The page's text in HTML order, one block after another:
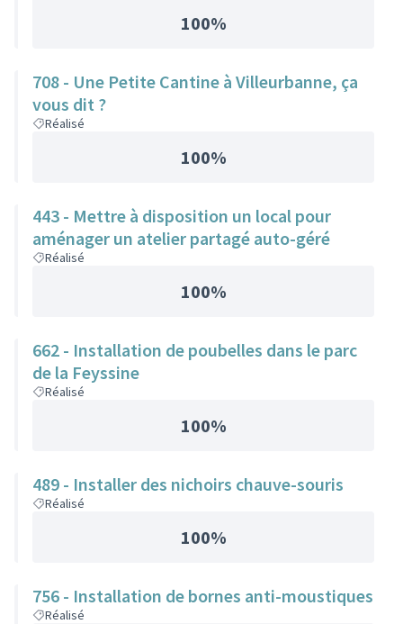
100%
708 - Une Petite Cantine à Villeurbanne, ça
vous dit ?
Réalisé
100%
443 - Mettre à disposition un local pour
aménager un atelier partagé auto-géré
Réalisé
100%
662 - Installation de poubelles dans le parc
de la Feyssine
Réalisé
100%
489 - Installer des nichoirs chauve-souris
Réalisé
100%
756 - Installation de bornes anti-moustiques
Réalisé